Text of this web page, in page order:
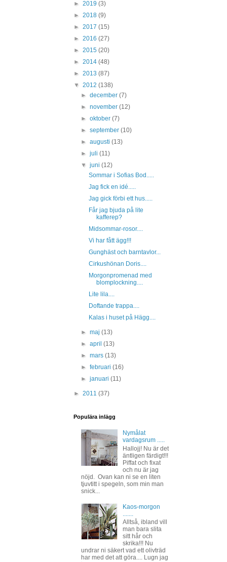
► 2019 (3)
► 2018 (9)
► 2017 (15)
► 2016 (27)
► 2015 (20)
► 2014 (48)
► 2013 (87)
▼ 2012 (138)
►december(7)
►november(12)
►oktober(7)
►september(10)
►augusti(13)
►juli(11)
▼juni(12)
Sommar i Sofias Bod.....
Jag fick en idé.....
Jag gick förbi ett hus.....
Får jag bjuda på lite
kafferep?
Midsommar-rosor....
Vi har fått ägg!!!
Gunghäst och barntavlor...
Cirkushönan Doris....
Morgonpromenad med
blomplockning....
Lite lila....
Doftande trappa....
Kalas i huset på Hägg....
►maj(13)
►april(13)
►mars(13)
►februari(16)
►januari(11)
► 2011 (37)
Populära inlägg
Nymålat
vardagsrum .....
Hallojj! Nu är det
äntligen färdigt!!!
Piffat och fixat
och nu är jag
nöjd. Ovan kan ni se en liten
tjuvtitt i spegeln, som min man
snick...
Kaos-morgon
Alltså, ibland vill
man bara slita
sitt hår och
skrika!!! Nu
undrar ni säkert vad ett olivträd
har med det att göra.... Lugn jag